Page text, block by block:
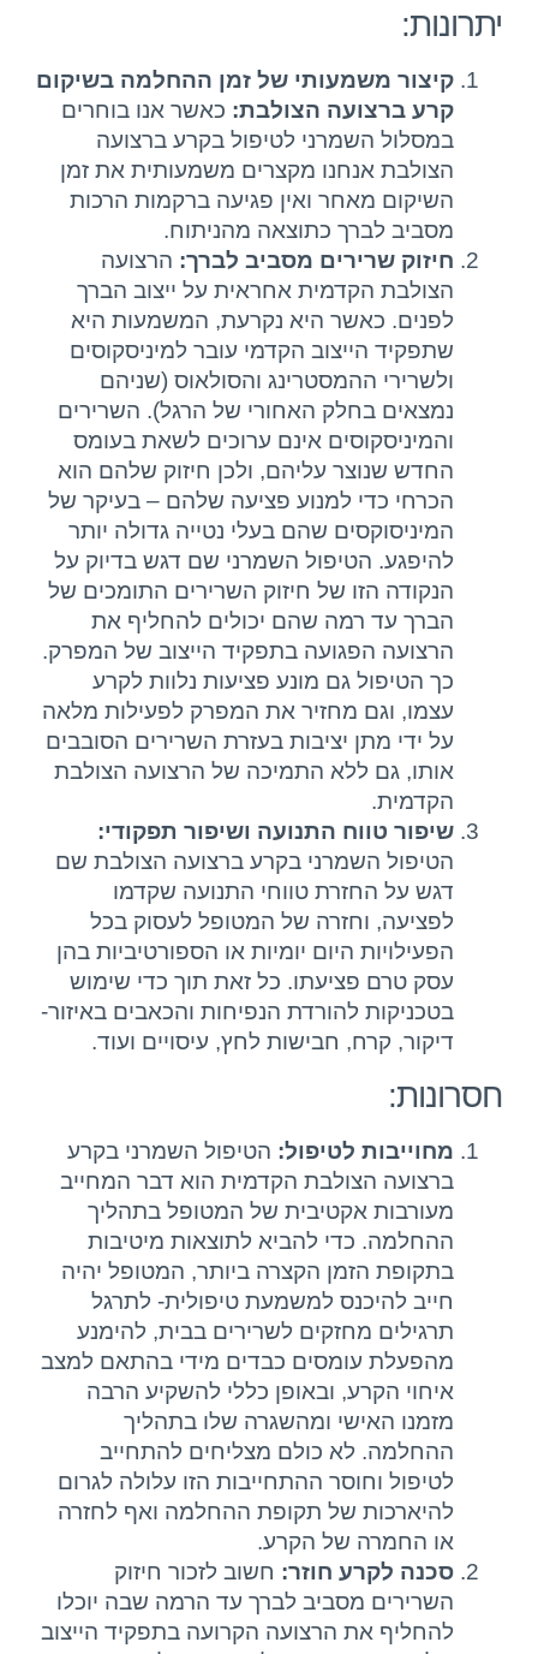
יתרונות:
קיצור משמעותי של זמן ההחלמה בשיקום
קרע ברצועה הצולבת: כאשר אנו בוחרים
במסלול השמרני לטיפול בקרע ברצועה
הצולבת אנחנו מקצרים משמעותית את זמן
השיקום מאחר ואין פגיעה ברקמות הרכות
מסביב לברך כתוצאה מהניתוח.
חיזוק שרירים מסביב לברך: הרצועה
הצולבת הקדמית אחראית על ייצוב הברך
לפנים. כאשר היא נקרעת, המשמעות היא
שתפקיד הייצוב הקדמי עובר למיניסקוסים
ולשרירי ההמסטרינג והסולאוס (שניהם
נמצאים בחלק האחורי של הרגל). השרירים
והמיניסקוסים אינם ערוכים לשאת בעומס
החדש שנוצר עליהם, ולכן חיזוק שלהם הוא
הכרחי כדי למנוע פציעה שלהם – בעיקר של
המיניסוקסים שהם בעלי נטייה גדולה יותר
להיפגע. הטיפול השמרני שם דגש בדיוק על
הנקודה הזו של חיזוק השרירים התומכים של
הברך עד רמה שהם יכולים להחליף את
הרצועה הפגועה בתפקיד הייצוב של המפרק.
כך הטיפול גם מונע פציעות נלוות לקרע
עצמו, וגם מחזיר את המפרק לפעילות מלאה
על ידי מתן יציבות בעזרת השרירים הסובבים
אותו, גם ללא התמיכה של הרצועה הצולבת
הקדמית.
שיפור טווח התנועה ושיפור תפקודי:
הטיפול השמרני בקרע ברצועה הצולבת שם
דגש על החזרת טווחי התנועה שקדמו
לפציעה, וחזרה של המטופל לעסוק בכל
הפעילויות היום יומיות או הספורטיביות בהן
עסק טרם פציעתו. כל זאת תוך כדי שימוש
בטכניקות להורדת הנפיחות והכאבים באיזור-
דיקור, קרח, חבישות לחץ, עיסויים ועוד.
חסרונות:
מחוייבות לטיפול: הטיפול השמרני בקרע
ברצועה הצולבת הקדמית הוא דבר המחייב
מעורבות אקטיבית של המטופל בתהליך
ההחלמה. כדי להביא לתוצאות מיטיבות
בתקופת הזמן הקצרה ביותר, המטופל יהיה
חייב להיכנס למשמעת טיפולית- לתרגל
תרגילים מחזקים לשרירים בבית, להימנע
מהפעלת עומסים כבדים מידי בהתאם למצב
איחוי הקרע, ובאופן כללי להשקיע הרבה
מזמנו האישי ומהשגרה שלו בתהליך
ההחלמה. לא כולם מצליחים להתחייב
לטיפול וחוסר ההתחייבות הזו עלולה לגרום
להיארכות של תקופת ההחלמה ואף לחזרה
או החמרה של הקרע.
סכנה לקרע חוזר: חשוב לזכור חיזוק
השרירים מסביב לברך עד הרמה שבה יוכלו
להחליף את הרצועה הקרועה בתפקיד הייצוב